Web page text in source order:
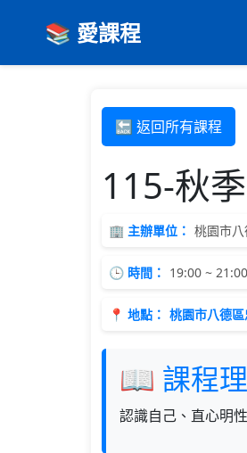
📚 愛課程
🔙 返回所有課程
115-秋
🏢 主辦單位： 桃園市
🕒 時間： 19:00 ~ 21:00
📍 地點： 桃園市八德
📖 課程
認識自己、直心明